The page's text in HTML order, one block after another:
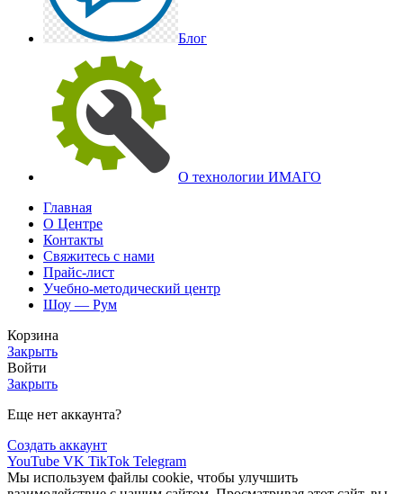
Блог
О технологии ИМАГО
Главная
О Центре
Контакты
Свяжитесь с нами
Прайс-лист
Учебно-методический центр
Шоу — Рум
Корзина
Закрыть
Войти
Закрыть
Еще нет аккаунта?
Создать аккаунт
YouTube VK TikTok Telegram
Мы используем файлы cookie, чтобы улучшить